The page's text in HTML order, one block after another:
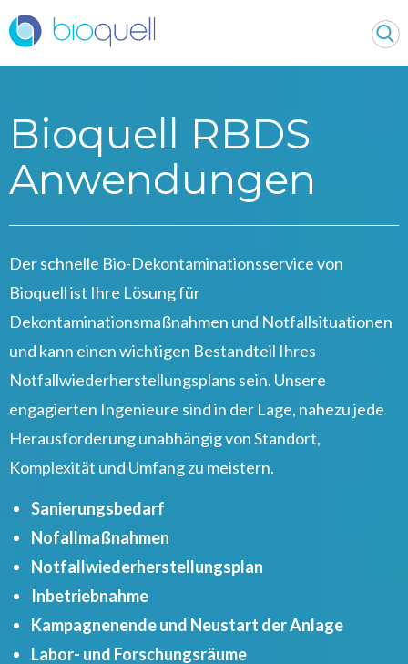
Bioquell RBDS
Anwendungen
Der schnelle Bio-Dekontaminationsservice von
Bioquell ist Ihre Lösung für
Dekontaminationsmaßnahmen und Notfallsituationen
und kann einen wichtigen Bestandteil Ihres
Notfallwiederherstellungsplans sein. Unsere
engagierten Ingenieure sind in der Lage, nahezu jede
Herausforderung unabhängig von Standort,
Komplexität und Umfang zu meistern.
Sanierungsbedarf
Nofallmaßnahmen
Notfallwiederherstellungsplan
Inbetriebnahme
Kampagnenende und Neustart der Anlage
Labor- und Forschungsräume